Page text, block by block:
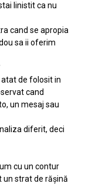
linistit ca nu
cand se apropia
sa ii oferim
de folosit in
cand
un mesaj sau
diferit, deci
cu un contur
un strat de rășină